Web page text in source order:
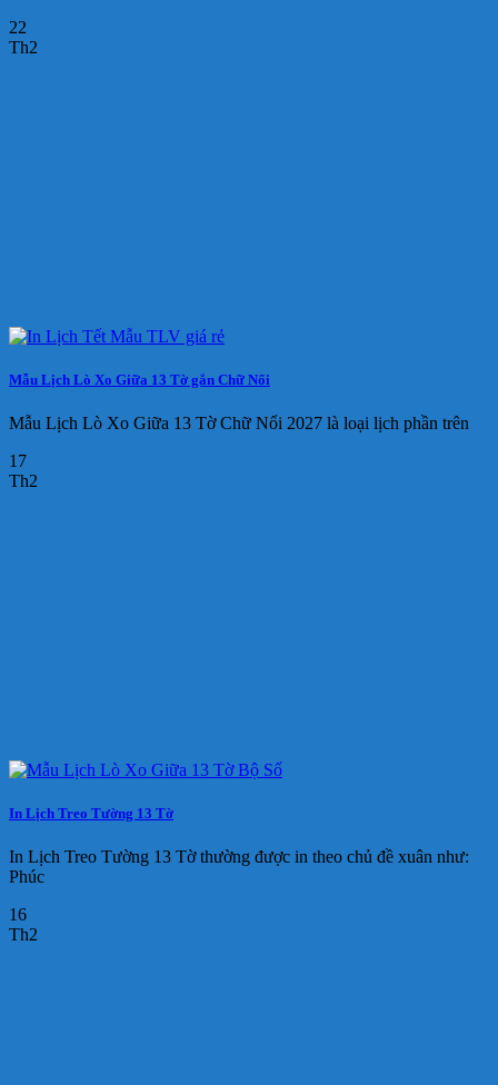
22
Th2
Mẫu Lịch Lò Xo Giữa 13 Tờ gắn Chữ Nổi
Mẫu Lịch Lò Xo Giữa 13 Tờ Chữ Nổi 2027 là loại lịch phần trên
17
Th2
In Lịch Treo Tường 13 Tờ
In Lịch Treo Tường 13 Tờ thường được in theo chủ đề xuân như:
Phúc
16
Th2